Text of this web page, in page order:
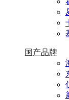
国产品牌